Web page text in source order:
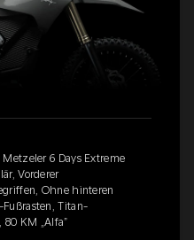
6 Days Extreme
Vorderer
Ohne hinteren
Fußrasten, Titan-
KM „Alfa”